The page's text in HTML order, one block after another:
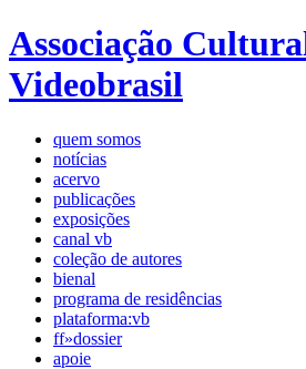
Associação
Videobrasil
quem somos
notícias
acervo
publicações
exposições
canal vb
coleção de autores
bienal
programa de residências
plataforma:vb
ff»dossier
apoie